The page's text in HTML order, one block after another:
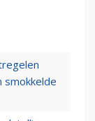
smokkelde